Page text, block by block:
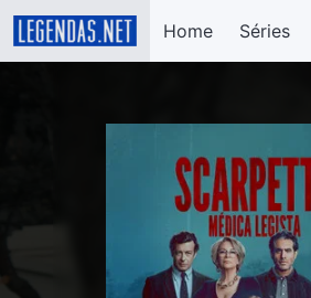
Home Séries